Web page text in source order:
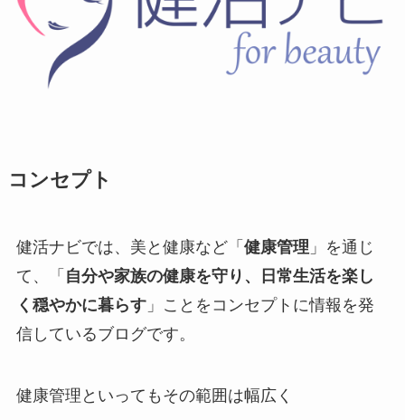
コンセプト
健活ナビでは、美と健康など「 健康管理 」を通じ
て、「 自分や家族の健康を守り、日常生活を楽し
く穏やかに暮らす」ことをコンセプトに情報を発
信しているブログです。
健康管理といってもその範囲は幅広く